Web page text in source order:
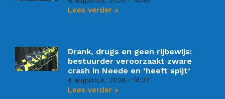
Lees verder »
Drank, drugs en geen rijbewijs:
bestuurder veroorzaakt zware
crash in Neede en ‘heeft spijt’
4 augustus, 2026 14:37
Lees verder »